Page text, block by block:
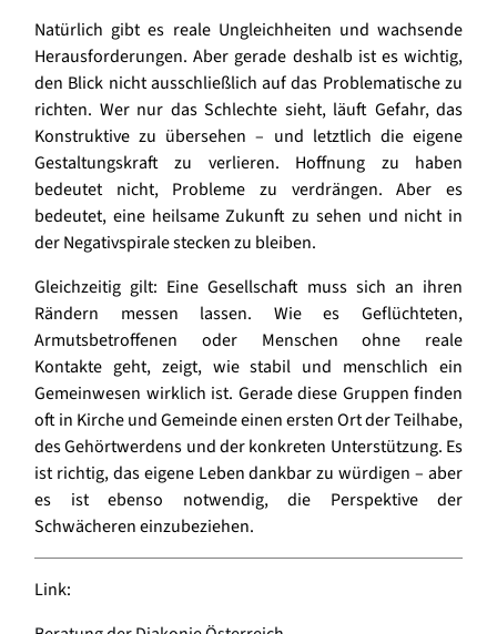
Natürlich gibt es reale Ungleichheiten und wachsende
Herausforderungen. Aber gerade deshalb ist es wichtig,
den Blick nicht ausschließlich auf das Problematische zu
richten. Wer nur das Schlechte sieht, läuft Gefahr, das
Konstruktive zu übersehen – und letztlich die eigene
Gestaltungskraft zu verlieren. Hoffnung zu haben
bedeutet nicht, Probleme zu verdrängen. Aber es
bedeutet, eine heilsame Zukunft zu sehen und nicht in
der Negativspirale stecken zu bleiben.
Gleichzeitig gilt: Eine Gesellschaft muss sich an ihren
Rändern messen lassen. Wie es Geflüchteten,
Armutsbetroffenen oder Menschen ohne reale
Kontakte geht, zeigt, wie stabil und menschlich ein
Gemeinwesen wirklich ist. Gerade diese Gruppen finden
oft in Kirche und Gemeinde einen ersten Ort der Teilhabe,
des Gehörtwerdens und der konkreten Unterstützung. Es
ist richtig, das eigene Leben dankbar zu würdigen – aber
es ist ebenso notwendig, die Perspektive der
Schwächeren einzubeziehen.
Link: